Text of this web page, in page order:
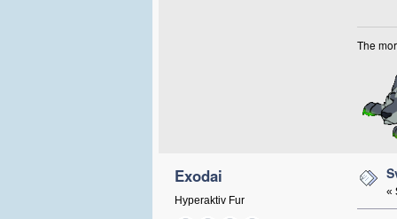
The
Exodai
Hyperaktiv Fur
«